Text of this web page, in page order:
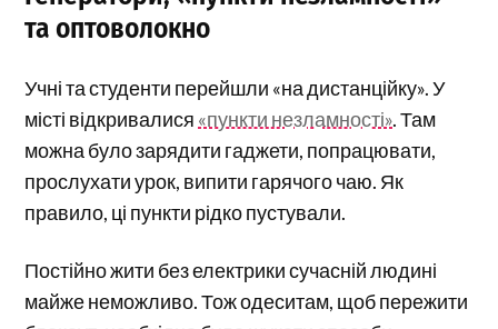
та оптоволокно
Учні та студенти перейшли «на дистанційку». У
місті відкривалися «пункти незламності». Там
можна було зарядити гаджети, попрацювати,
прослухати урок, випити гарячого чаю. Як
правило, ці пункти рідко пустували.
Постійно жити без електрики сучасній людині
майже неможливо. Тож одеситам, щоб пережити